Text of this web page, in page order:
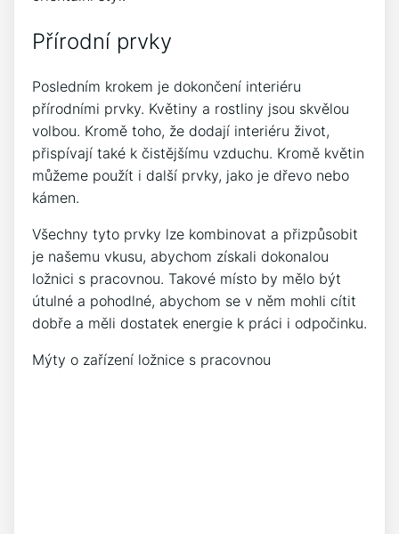
Přírodní prvky
Posledním krokem je dokončení interiéru
přírodními prvky. Květiny a rostliny jsou skvělou
volbou. Kromě toho, že dodají interiéru život,
přispívají také k čistějšímu vzduchu. Kromě květin
můžeme použít i další prvky, jako je dřevo nebo
kámen.
Všechny tyto prvky lze kombinovat a přizpůsobit
je našemu vkusu, abychom získali dokonalou
ložnici s pracovnou. Takové místo by mělo být
útulné a pohodlné, abychom se v něm mohli cítit
dobře a měli dostatek energie k práci i odpočinku.
Mýty o zařízení ložnice s pracovnou